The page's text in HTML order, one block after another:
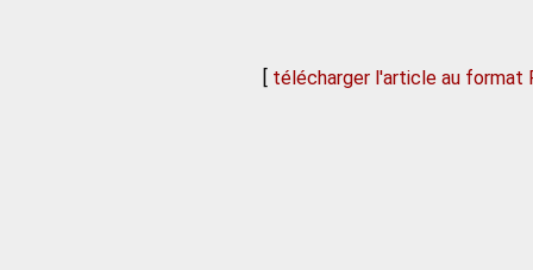
[ télécharger l'article au format